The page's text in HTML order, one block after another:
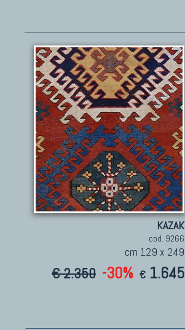
KAZAK
cod. 9266
cm 129 x 249
€ 2.350 -30% € 1.645